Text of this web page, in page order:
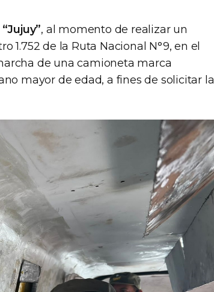
, al momento de realizar un
1.752 de la Ruta Nacional N°9, en el
de una camioneta marca
mayor de edad, a fines de solicitar la